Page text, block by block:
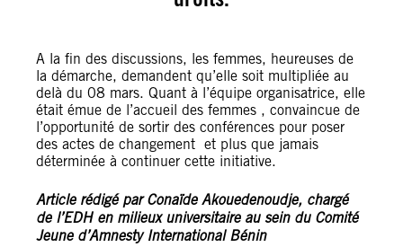
A la fin des discussions, les femmes, heureuses de
la démarche, demandent qu’elle soit multipliée au
delà du 08 mars. Quant à l’équipe organisatrice, elle
était émue de l’accueil des femmes , convaincue de
l’opportunité de sortir des conférences pour poser
des actes de changement et plus que jamais
déterminée à continuer cette initiative.
Article rédigé par Conaïde Akouedenoudje, chargé
de l’EDH en milieux universitaire au sein du Comité
Jeune d’Amnesty International Bénin